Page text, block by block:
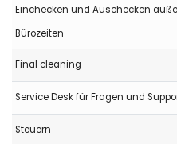
Sehr schönes Haus mit
und sehr gut ausgestattet. Wir
wiederholen!
Familien mit älteren Kindern -
Einchecken und Auschecken
Bürozeiten
Final cleaning
Service Desk für Fragen und
Steuern